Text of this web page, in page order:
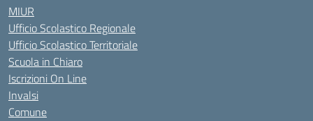
MIUR
Ufficio Scolastico Regionale
Ufficio Scolastico Territoriale
Scuola in Chiaro
Iscrizioni On Line
Invalsi
Comune